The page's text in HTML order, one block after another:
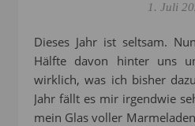
1. Juli
Dieses Jahr ist seltsam. Nun liegt auch schon die
Hälfte davon hinter uns
wirklich, was ich bisher
Jahr fällt es mir irgendwie
mein Glas voller